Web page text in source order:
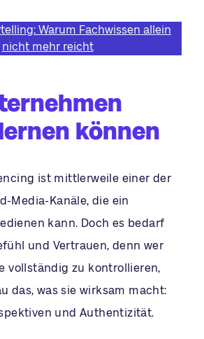
Warum Fachwissen allein
nicht mehr reicht
können
ist mittlerweile einer der
Media-Kanäle, die ein
kann. Doch es bedarf
und Vertrauen, denn wer
vollständig zu kontrollieren,
das, was sie wirksam macht:
und Authentizität.